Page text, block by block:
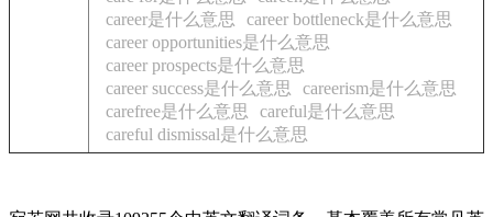
career是什么意思
career bottleneck是什么意思
career opportunities是什么意思
career prospects是什么意思
career success是什么意思
careerism是什么意思
carefree是什么意思
careful是什么意思
careful dismissal是什么意思